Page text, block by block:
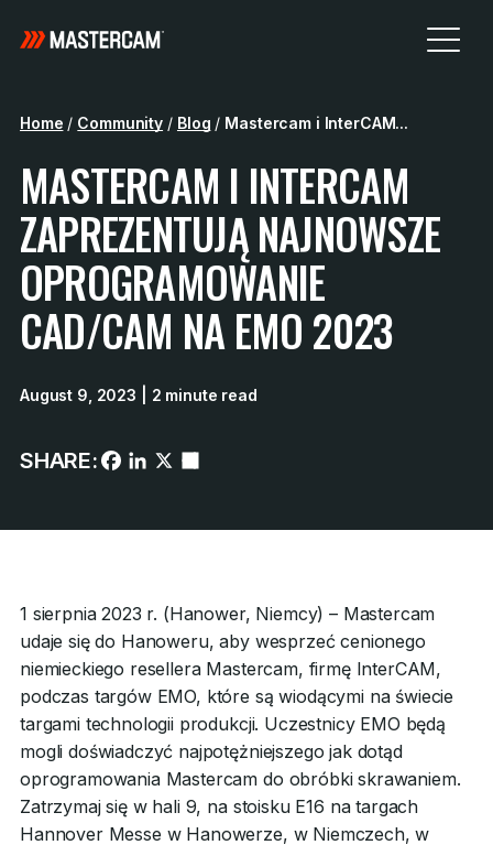
Home / Community / Blog / Mastercam i InterCAM...
MASTERCAM I INTERCAM
ZAPREZENTUJĄ NAJNOWSZE
OPROGRAMOWANIE
CAD/CAM NA EMO 2023
August 9, 2023 | 2 minute read
SHARE:
1 sierpnia 2023 r. (Hanower, Niemcy) – Mastercam
udaje się do Hanoweru, aby wesprzeć cenionego
niemieckiego resellera Mastercam, firmę InterCAM,
podczas targów EMO, które są wiodącymi na świecie
targami technologii produkcji. Uczestnicy EMO będą
mogli doświadczyć najpotężniejszego jak dotąd
oprogramowania Mastercam do obróbki skrawaniem.
Zatrzymaj się w hali 9, na stoisku E16 na targach
Hannover Messe w Hanowerze, w Niemczech, w